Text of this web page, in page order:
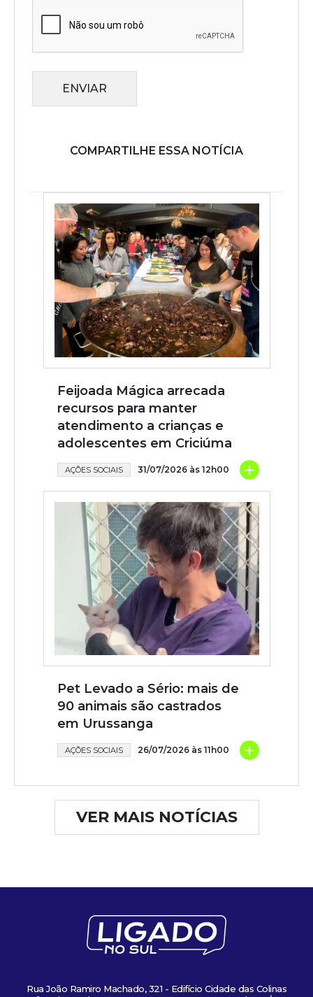
ENVIAR
COMPARTILHE ESSA NOTÍCIA
Feijoada Mágica arrecada
recursos para manter
atendimento a crianças e
adolescentes em Criciúma
AÇÕES SOCIAIS 31/07/2026 às 12h00 +
Pet Levado a Sério: mais de
90 animais são castrados
em Urussanga
AÇÕES SOCIAIS 26/07/2026 às 11h00 +
VER MAIS NOTÍCIAS
Rua João Ramiro Machado, 321 - Edifício Cidade das Colinas